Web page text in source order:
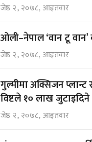
जेष्ठ २, २०७८, आइतवार
ओली–नेपाल ‘वान टू वान’
जेष्ठ २, २०७८, आइतवार
गुल्मीमा अक्सिजन प्लान्ट
विष्टले १० लाख जुटाइदिने
जेष्ठ २, २०७८, आइतवार